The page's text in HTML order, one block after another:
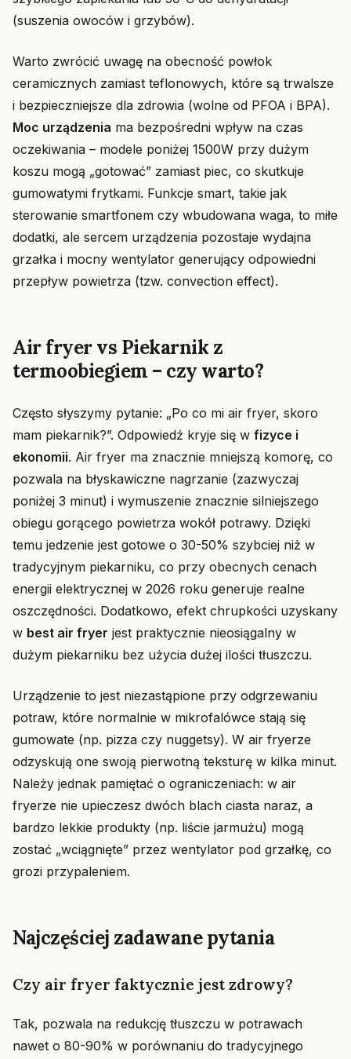
(suszenia owoców i grzybów).
Warto zwrócić uwagę na obecność powłok
ceramicznych zamiast teflonowych, które są trwalsze
i bezpieczniejsze dla zdrowia (wolne od PFOA i BPA).
Moc urządzenia ma bezpośredni wpływ na czas
oczekiwania – modele poniżej 1500W przy dużym
koszu mogą „gotować” zamiast piec, co skutkuje
gumowatymi frytkami. Funkcje smart, takie jak
sterowanie smartfonem czy wbudowana waga, to miłe
dodatki, ale sercem urządzenia pozostaje wydajna
grzałka i mocny wentylator generujący odpowiedni
przepływ powietrza (tzw. convection effect).
Air fryer vs Piekarnik z
termoobiegiem – czy warto?
Często słyszymy pytanie: „Po co mi air fryer, skoro
mam piekarnik?”. Odpowiedź kryje się w fizyce i
ekonomii. Air fryer ma znacznie mniejszą komorę, co
pozwala na błyskawiczne nagrzanie (zazwyczaj
poniżej 3 minut) i wymuszenie znacznie silniejszego
obiegu gorącego powietrza wokół potrawy. Dzięki
temu jedzenie jest gotowe o 30-50% szybciej niż w
tradycyjnym piekarniku, co przy obecnych cenach
energii elektrycznej w 2026 roku generuje realne
oszczędności. Dodatkowo, efekt chrupkości uzyskany
w best air fryer jest praktycznie nieosiągalny w
dużym piekarniku bez użycia dużej ilości tłuszczu.
Urządzenie to jest niezastąpione przy odgrzewaniu
potraw, które normalnie w mikrofalówce stają się
gumowate (np. pizza czy nuggetsy). W air fryerze
odzyskują one swoją pierwotną teksturę w kilka minut.
Należy jednak pamiętać o ograniczeniach: w air
fryerze nie upieczesz dwóch blach ciasta naraz, a
bardzo lekkie produkty (np. liście jarmużu) mogą
zostać „wciągnięte” przez wentylator pod grzałkę, co
grozi przypaleniem.
Najczęściej zadawane pytania
Czy air fryer faktycznie jest zdrowy?
Tak, pozwala na redukcję tłuszczu w potrawach
nawet o 80-90% w porównaniu do tradycyjnego